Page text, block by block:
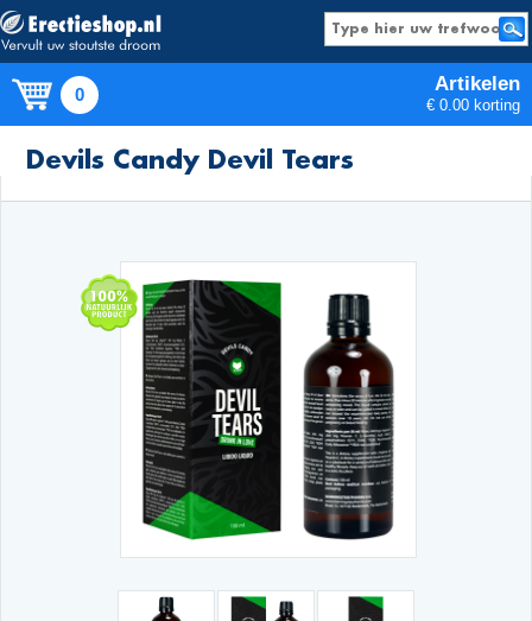
0 Artikelen
€ 0.00 korting
Producten
Devils Candy Devil Tears